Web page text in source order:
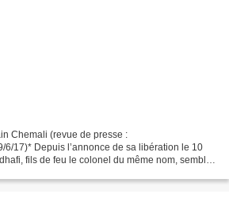
Chemali (revue de presse :
6/17)* Depuis l’annonce de sa libération le 10
fils de feu le colonel du même nom, semble